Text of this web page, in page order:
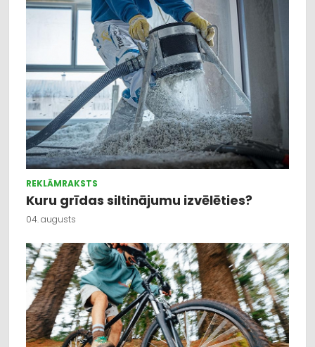
REKLĀMRAKSTS
Kuru grīdas siltinājumu izvēlēties?
04. augusts